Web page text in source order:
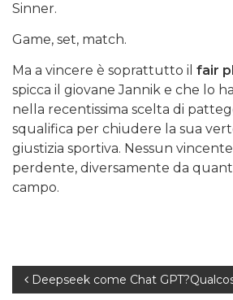
Sinner.
Game, set, match.
Ma a vincere è soprattutto il fair
spicca il giovane Jannik e che lo
nella recentissima scelta di
squalifica per chiudere la sua
giustizia sportiva. Nessun
perdente, diversamente da
campo.
Navigazione
Deepseek come Chat